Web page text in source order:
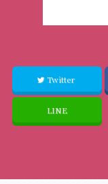
Twitter
LINE